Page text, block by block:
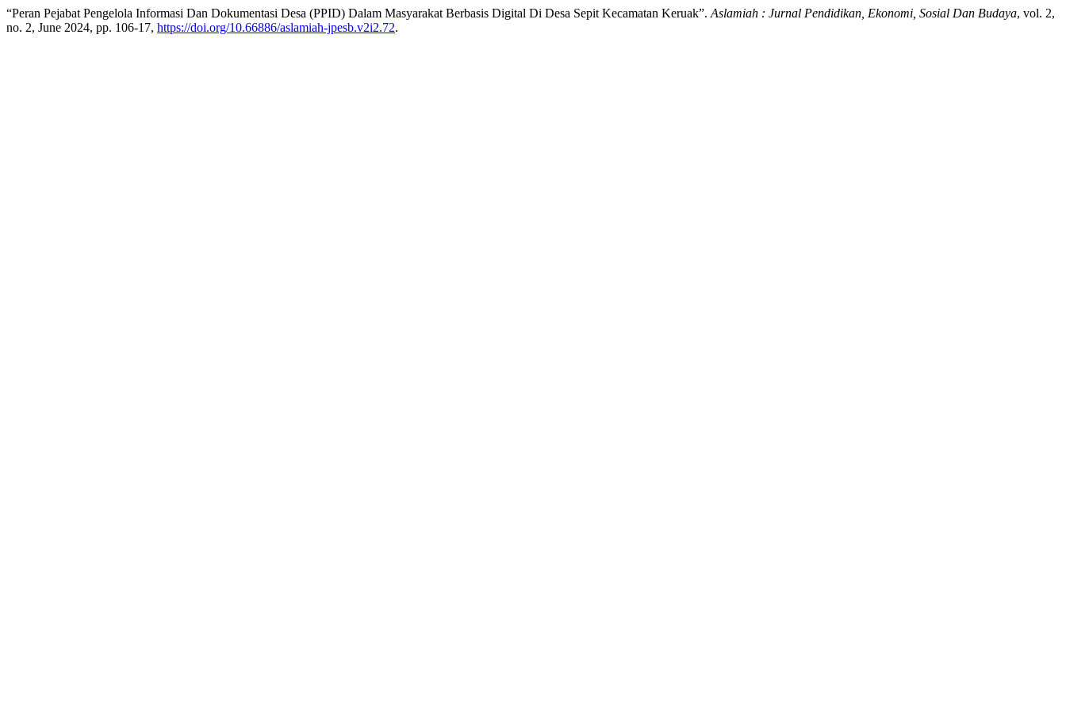
“Peran Pejabat Pengelola Informasi Dan Dokumentasi Desa (PPID) Dalam Masyarakat Berbasis Digital Di Desa Sepit Kecamatan Keruak”. Aslamiah : Jurnal Pendidikan, Ekonomi, Sosial Dan Budaya, vol. 2,
no. 2, June 2024, pp. 106-17, https://doi.org/10.66886/aslamiah-jpesb.v2i2.72.